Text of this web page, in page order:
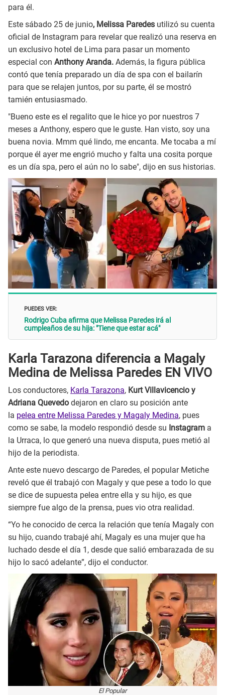
para él.
Este sábado 25 de junio, Melissa Paredes utilizó su cuenta
oficial de Instagram para revelar que realizó una reserva en
un exclusivo hotel de Lima para pasar un momento
especial con Anthony Aranda. Además, la figura pública
contó que tenía preparado un día de spa con el bailarín
para que se relajen juntos, por su parte, él se mostró
tamién entusiasmado.
"Bueno este es el regalito que le hice yo por nuestros 7
meses a Anthony, espero que le guste. Han visto, soy una
buena novia. Mmm qué lindo, me encanta. Me tocaba a mí
porque él ayer me engrió mucho y falta una cosita porque
es un día spa, pero el aún no lo sabe", dijo en sus historias.
PUEDES VER:
Rodrigo Cuba afirma que Melissa Paredes irá al
cumpleaños de su hija: "Tiene que estar acá"
Karla Tarazona diferencia a Magaly
Medina de Melissa Paredes EN VIVO
Los conductores, Karla Tarazona, Kurt Villavicencio y
Adriana Quevedo dejaron en claro su posición ante
la pelea entre Melissa Paredes y Magaly Medina, pues
como se sabe, la modelo respondió desde su Instagram a
la Urraca, lo que generó una nueva disputa, pues metió al
hijo de la periodista.
Ante este nuevo descargo de Paredes, el popular Metiche
reveló que él trabajó con Magaly y que pese a todo lo que
se dice de supuesta pelea entre ella y su hijo, es que
siempre fue algo de la prensa, pues vio otra realidad.
“Yo he conocido de cerca la relación que tenía Magaly con
su hijo, cuando trabajé ahí, Magaly es una mujer que ha
luchado desde el día 1, desde que salió embarazada de su
hijo lo sacó adelante”, dijo el conductor.
El Popular